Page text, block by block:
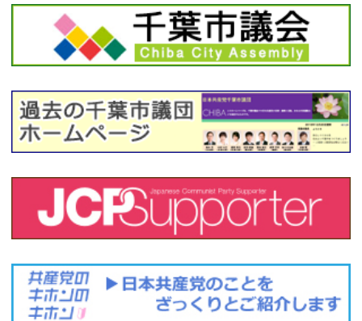
20.04.18
外出自粛・休業要請と一体の補償、検査体制強化と医療現場へ
の本格的財政支援を
｜20.01.29
８月からの子ども医療費薬局窓口負担の撤回を求める署名にご
協力お願いします！
千葉市のカジノ（ＩＲ）誘致見送りについて
｜
19.11.28
後見人制度の改善・充実、普及を―ふくなが洋市議が条例提案
〔2019年12月議会〕